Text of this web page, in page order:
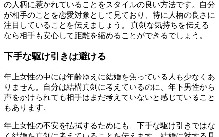
の人柄に惹かれていることをスタイルの良い方法です。自分
が相手のことを恋愛対象として見ており、特に人柄の良さに
注目していることを伝えましょう。 真剣な気持ちを伝える
なら相手も安心して距離を縮めることができるでしょう。
下手な駆け引きは避ける
年上女性の中には年齢ゆえに結婚を焦っている人も少なくあ
りません。自分は結構真剣に考えているのに、年下男性から
声をかけられても相手はまだ考えていないと感じていること
もあります。
年上女性の不安を払拭するためにも、下手な駆け引きではな